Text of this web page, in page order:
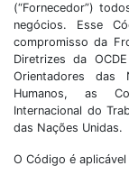
(“Fornecedor”)
negócios. Esse
compromisso da
Diretrizes da
Orientadores das
Humanos, as
Internacional do
das Nações Unidas.
O Código é